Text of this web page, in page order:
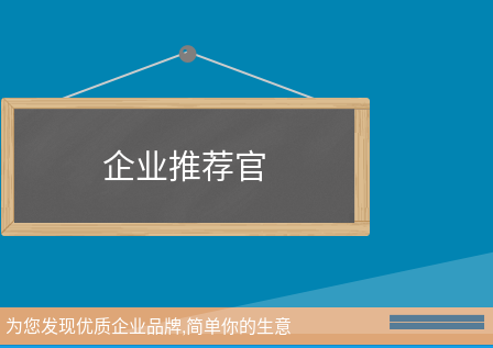
企业推荐官
为您发现优质企业品牌,简单你的生意